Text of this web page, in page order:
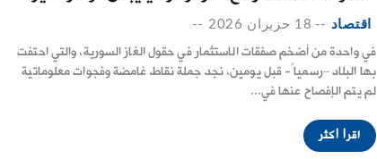
اقتصاد -- 18 حزيران 2026 --
في واحدة من أضخم صفقات الاستثمار في حقول الغاز السورية، والتي احتفت
بها البلاد –رسمياً- قبل يومين، نجد جملة نقاط غامضة وفجوات معلوماتية
لم يتم الإفصاح عنها في...
اقرأ أكثر